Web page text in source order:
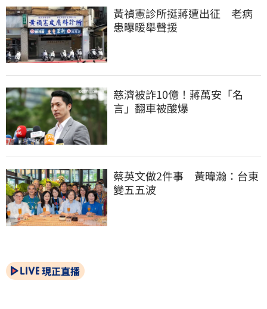
黃禎憲診所挺蔣遭出征　老病
患曝暖舉聲援
慈濟被詐10億！蔣萬安「名
言」翻車被酸爆
蔡英文做2件事　黃暐瀚：台東
變五五波
現正直播